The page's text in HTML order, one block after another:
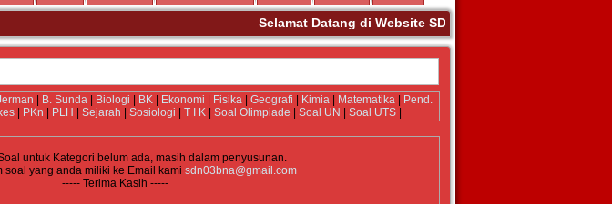
Selamat Datang di Website SDN 3 Banda Aceh. Terima
B. Sunda Biologi BK Ekonomi Fisika Geografi Kimia Matematika
Pend.
| PKn PLH Sejarah Sosiologi T I K| Soal Olimpiade Soal UN Soal UTS|
untuk Kategori belum ada, masih dalam penyusunan.
soal yang anda miliki ke Email kami sdn03bna@gmail.com
----- Terima Kasih -----